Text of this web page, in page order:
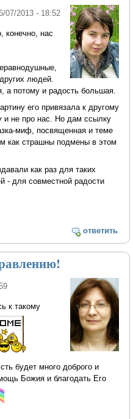
07/2013 - 18:52
конечно, нас
людей.
а потому и радость большая.
его привязала к другому
и не про нас. Но дам ссылку
миф, посвященная и теме
как страшны подмены в этом
как раз для таких
- для совместной радости
ответить
к такому
будет много доброго и
Божия и благодать Его